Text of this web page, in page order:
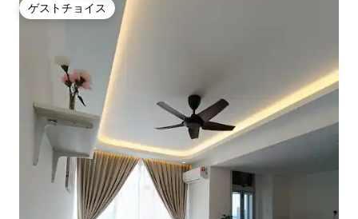
ゲストチョイス
ゲストチョイス